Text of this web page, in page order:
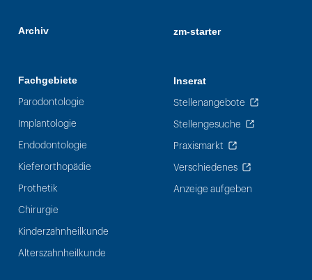
Archiv
Fachgebiete
Parodontologie
Implantologie
Endodontologie
Kieferorthopädie
Prothetik
Chirurgie
Kinderzahnheilkunde
Alterszahnheilkunde
zm-starter
Inserat
Stellenangebote
Stellengesuche
Praxismarkt
Verschiedenes
Anzeige aufgeben